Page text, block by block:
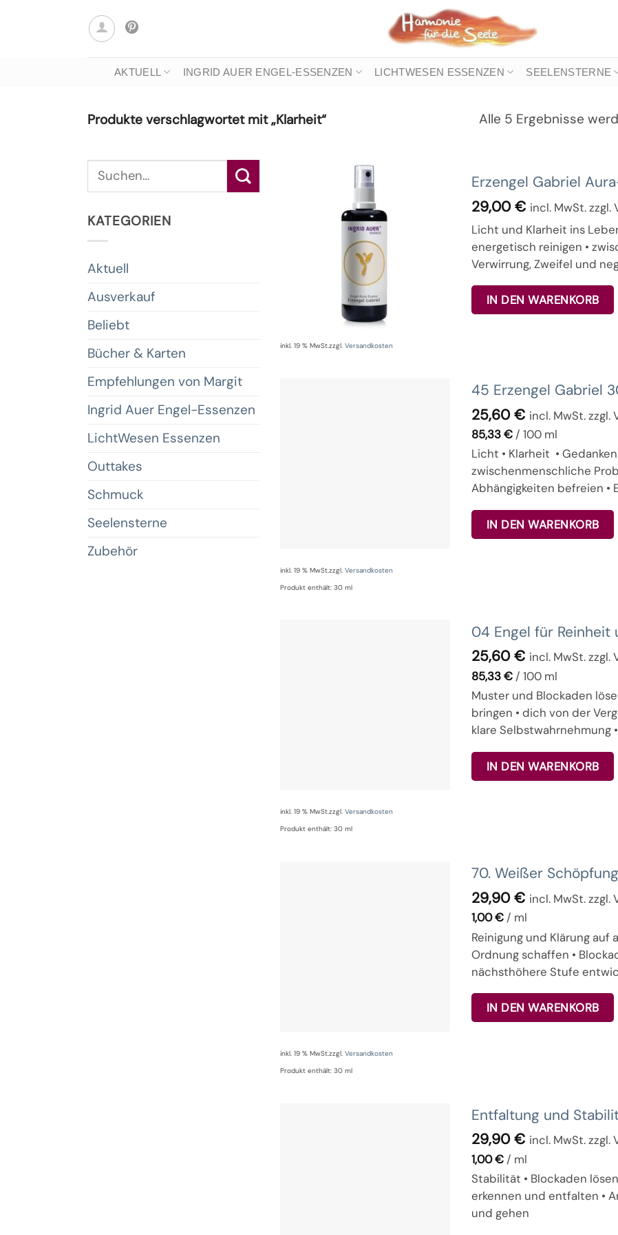
AKTUELL INGRID AUER ENGEL-ESSENZEN LICHTWESEN ESSENZEN SEELENSTERNE
Produkte verschlagwortet mit „Klarheit“ Alle 5 Ergebnisse
Suche
nach:
KATEGORIEN
Aktuell
Ausverkauf
Beliebt
Bücher & Karten
Empfehlungen von Margit
Ingrid Auer Engel-Essenzen
LichtWesen Essenzen
Outtakes
Schmuck
Seelensterne
Zubehör
Erzengel Gabriel
29,00€ incl. MwSt. zzgl.
Licht und Klarheit ins
energetisch reinigen •
Verwirrung, Zweifel und
IN DEN WARENKORB
inkl. 19 % MwSt.zzgl. Versandkosten
45 Erzengel Gabriel
25,60€ incl. MwSt. zzgl.
85,33€ /100 ml
Licht • Klarheit •
zwischenmenschliche
Abhängigkeiten befreien •
IN DEN WARENKORB
inkl. 19 % MwSt.zzgl. Versandkosten
Produkt enthält: 30 ml
04 Engel für Reinheit
25,60€ incl. MwSt. zzgl.
85,33€ /100 ml
Muster und Blockaden
bringen • dich von der
klare Selbstwahrnehmung
IN DEN WARENKORB
inkl. 19 % MwSt.zzgl. Versandkosten
Produkt enthält: 30 ml
70. Weißer
29,90€ incl. MwSt. zzgl.
1,00€ / ml
Reinigung und Klärung auf
Ordnung schaffen •
nächsthöhere Stufe
IN DEN WARENKORB
inkl. 19 % MwSt.zzgl. Versandkosten
Produkt enthält: 30 ml
Entfaltung und
29,90€ incl. MwSt. zzgl.
1,00€ / ml
Stabilität • Blockaden
erkennen und entfalten •
und gehen